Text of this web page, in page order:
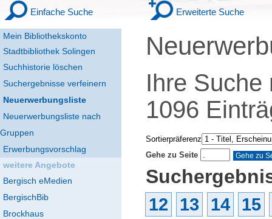
Mein Bibliothekskonto
Stadtbibliothek Solingen
Einfache Suche Erweiterte Suche
Suchhistorie löschen
Suchergebnisse verfeinern
Neuerwerbungsliste
Neuerwerbungsliste nach
Gruppen
Erwerbungsvorschlag
weitere Angebote
Bergisch eMedien
BergischBib
Brockhaus
Ihre
1096
Sortierpräferenz
Gehe zu Seite
12 13 14 15